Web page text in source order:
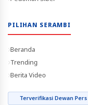
PILIHAN SERAMBI
Beranda
Trending
Berita Video
Terverifikasi Dewan Pers